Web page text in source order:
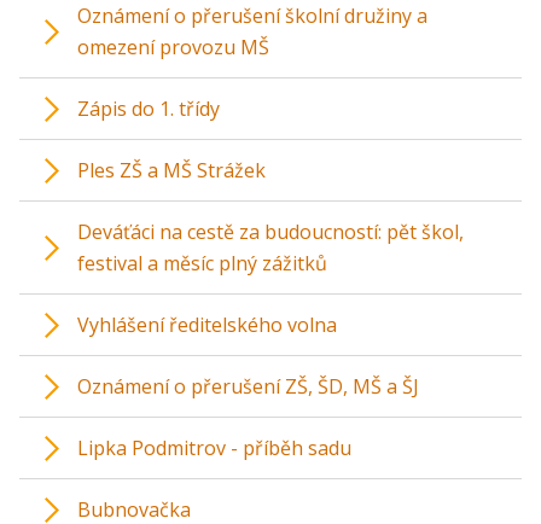
Oznámení o přerušení školní družiny a
omezení provozu MŠ
Zápis do 1. třídy
Ples ZŠ a MŠ Strážek
Deváťáci na cestě za budoucností: pět škol,
festival a měsíc plný zážitků
Vyhlášení ředitelského volna
Oznámení o přerušení ZŠ, ŠD, MŠ a ŠJ
Lipka Podmitrov - příběh sadu
Bubnovačka